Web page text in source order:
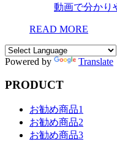
動画で分かり
READ MORE
Powered by Translate
PRODUCT
お勧め商品1
お勧め商品2
お勧め商品3